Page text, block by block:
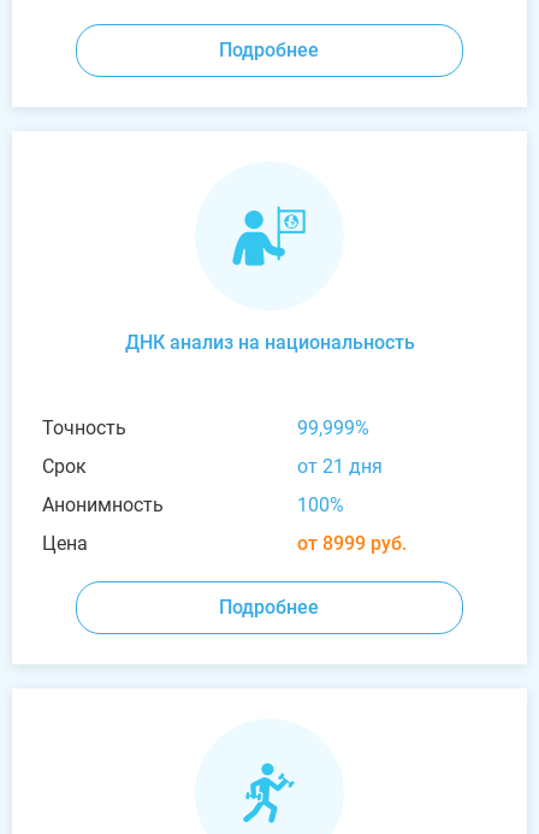
Подробнее
ДНК анализ на национальность
Точность
99,999%
Срок
от 21 дня
Анонимность
100%
Цена
от 8999 руб.
Подробнее